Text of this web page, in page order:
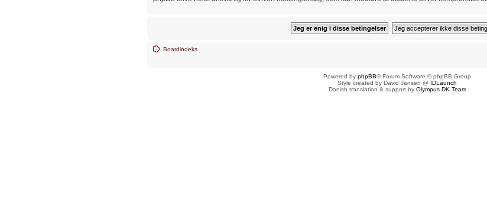
Boardindeks
Powered by phpBB® Forum Software © phpBB Group
Style created by David Jansen @ IDLaunch
Danish translation & support by Olympus DK Team